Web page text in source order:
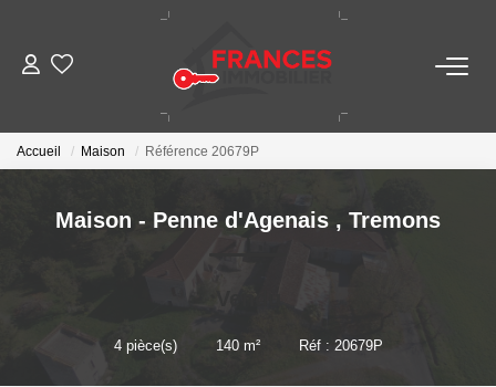
Accueil Maison Référence 20679P
Maison - Penne d'Agenais , Tremons
4pièce(s) 140m² Réf : 20679P